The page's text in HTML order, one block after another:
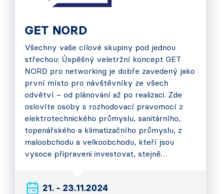
GET NORD
Všechny vaše cílové skupiny pod jednou
střechou: Úspěšný veletržní koncept GET
NORD pro networking je dobře zavedený jako
první místo pro návštěvníky ze všech
odvětví – od plánování až po realizaci. Zde
oslovíte osoby s rozhodovací pravomocí z
elektrotechnického průmyslu, sanitárního,
topenářského a klimatizačního průmyslu, z
maloobchodu a velkoobchodu, kteří jsou
vysoce připraveni investovat, stejně…
21. - 23.11.2024